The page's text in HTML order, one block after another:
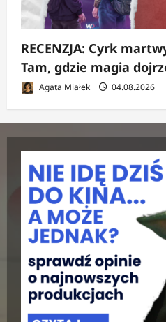
RECENZJA: Cyrk
Tam, gdzie magia
Agata Miałek 04.08.2026